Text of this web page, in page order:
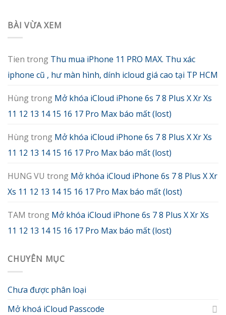
BÀI VỪA XEM
Tien trong Thu mua iPhone 11 PRO MAX. Thu xác
iphone cũ , hư màn hình, dính icloud giá cao tại TP HCM
Hùngtrong Mở khóa iCloud iPhone 6s 7 8 Plus X Xr Xs
11 12 13 14 15 16 17 Pro Max báo mất (lost)
Hùngtrong Mở khóa iCloud iPhone 6s 7 8 Plus X Xr Xs
11 12 13 14 15 16 17 Pro Max báo mất (lost)
HUNG VU trong Mở khóa iCloud iPhone 6s 7 8 Plus X Xr
Xs 11 12 13 14 15 16 17 Pro Max báo mất (lost)
TAM trong Mở khóa iCloud iPhone 6s 7 8 Plus X Xr Xs
11 12 13 14 15 16 17 Pro Max báo mất (lost)
CHUYÊN MỤC
Chưa được phân loại
Mở khoá iCloud Passcode